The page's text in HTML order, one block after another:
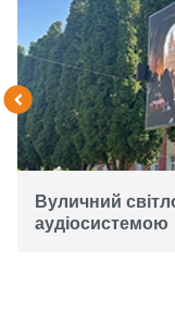
Вуличний
аудіосистемою